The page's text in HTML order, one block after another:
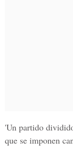
'Un partido
que se imponen